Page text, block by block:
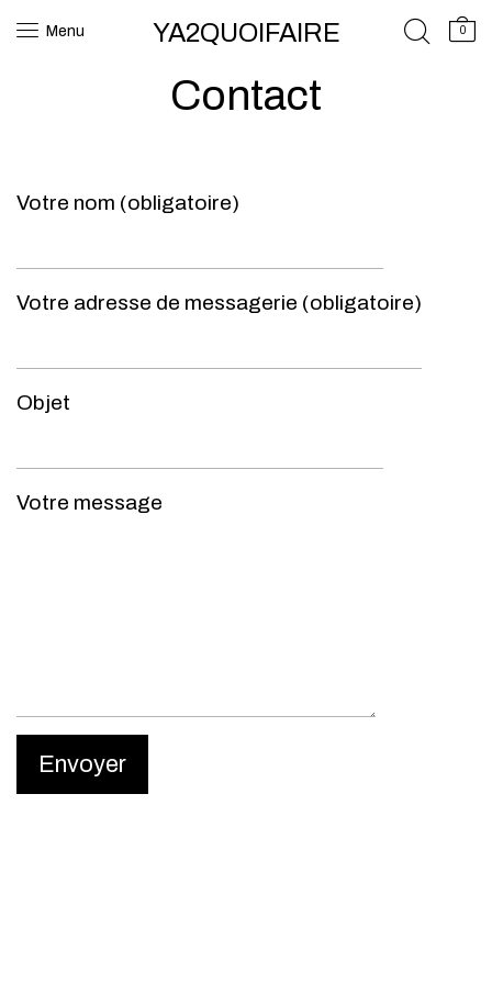
Menu YA2QUOIFAIRE 0
Contact
Votre nom (obligatoire)
Votre adresse de messagerie (obligatoire)
Objet
Votre message